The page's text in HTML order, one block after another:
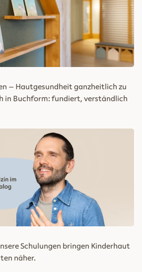
– Hautgesundheit ganzheitlich zu
in Buchform: fundiert, verständlich
Schulungen bringen Kinderhaut
näher.